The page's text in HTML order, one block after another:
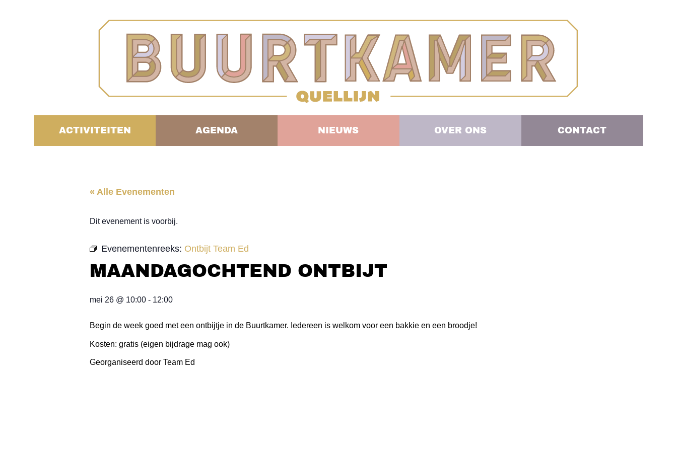
ACTIVITEITEN AGENDA NIEUWS OVER ONS CONTACT
« Alle Evenementen
Dit evenement is voorbij.
Evenementenreeks: Ontbijt Team Ed
MAANDAGOCHTEND ONTBIJT
mei 26 @ 10:00 - 12:00
Begin de week goed met een ontbijtje in de Buurtkamer. Iedereen is welkom voor een bakkie en een broodje!
Kosten: gratis (eigen bijdrage mag ook)
Georganiseerd door Team Ed